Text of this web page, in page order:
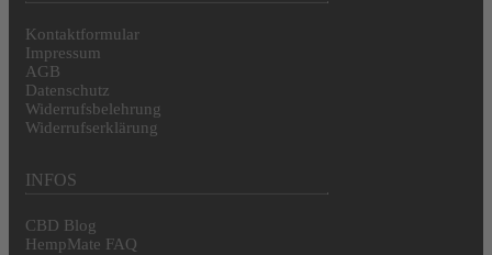
Kontaktformular
Impressum
AGB
Datenschutz
Widerrufsbelehrung
Widerrufserklärung
INFOS
CBD Blog
HempMate FAQ